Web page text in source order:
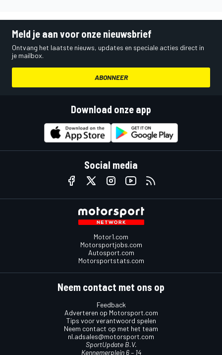
Meld je aan voor onze nieuwsbrief
Ontvang het laatste nieuws, updates en speciale acties direct in
je mailbox.
ABONNEER
Download onze app
Social media
Motor1.com
Motorsportjobs.com
Autosport.com
Motorsportstats.com
Neem contact met ons op
Feedback
Adverteren op Motorsport.com
Tips voor verantwoord spelen
Neem contact op met het team
nl.adsales@motorsport.com
SportUpdate B.V.
Kennemerplein 6 – 14